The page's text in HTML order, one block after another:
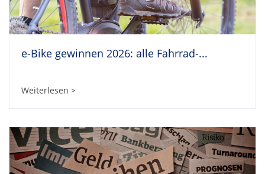
e-Bike gewinnen 2026: alle Fahrrad-...
Weiterlesen >